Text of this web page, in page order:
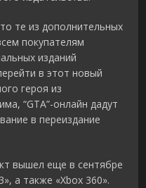
те из дополнительных
покупателям
изданий
в этот новый
героя из
“GTA”-онлайн дадут
в переиздание
вышел еще в сентябре
а также «Xbox 360».